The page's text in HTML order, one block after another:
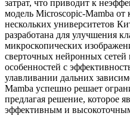
затрат, что приводит к
модель Microscopic-Mamba от
нескольких университетов
разработана для улучшения
микроскопических
сверточных нейронных сетей
особенностей с
улавливании дальних
Mamba успешно решает
предлагая решение, которое
эффективным и